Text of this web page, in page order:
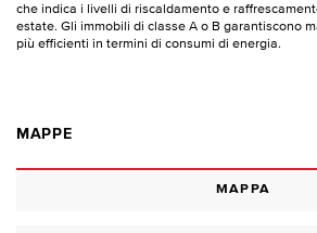
che indica i livelli di riscaldamento e
estate. Gli immobili di classe A o B garantiscono
più efficienti in termini di consumi di energia.
MAPPE
MAPPA